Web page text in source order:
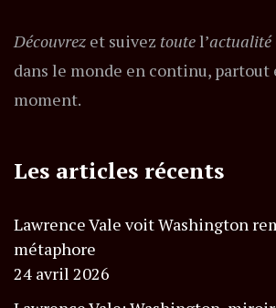
Découvrez et suivez toutel’actualité
dans le monde en continu, partout
moment.
Les articles récents
Lawrence Vale voit Washington
métaphore
24 avril 2026